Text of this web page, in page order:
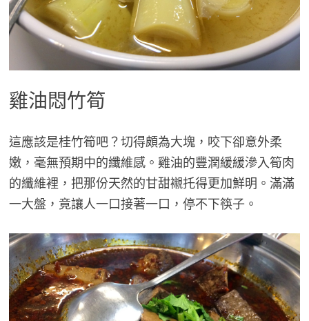
雞油悶竹筍
這應該是桂竹筍吧？切得頗為大塊，咬下卻意外柔
嫩，毫無預期中的纖維感。雞油的豐潤緩緩滲入筍肉
的纖維裡，把那份天然的甘甜襯托得更加鮮明。滿滿
一大盤，竟讓人一口接著一口，停不下筷子。